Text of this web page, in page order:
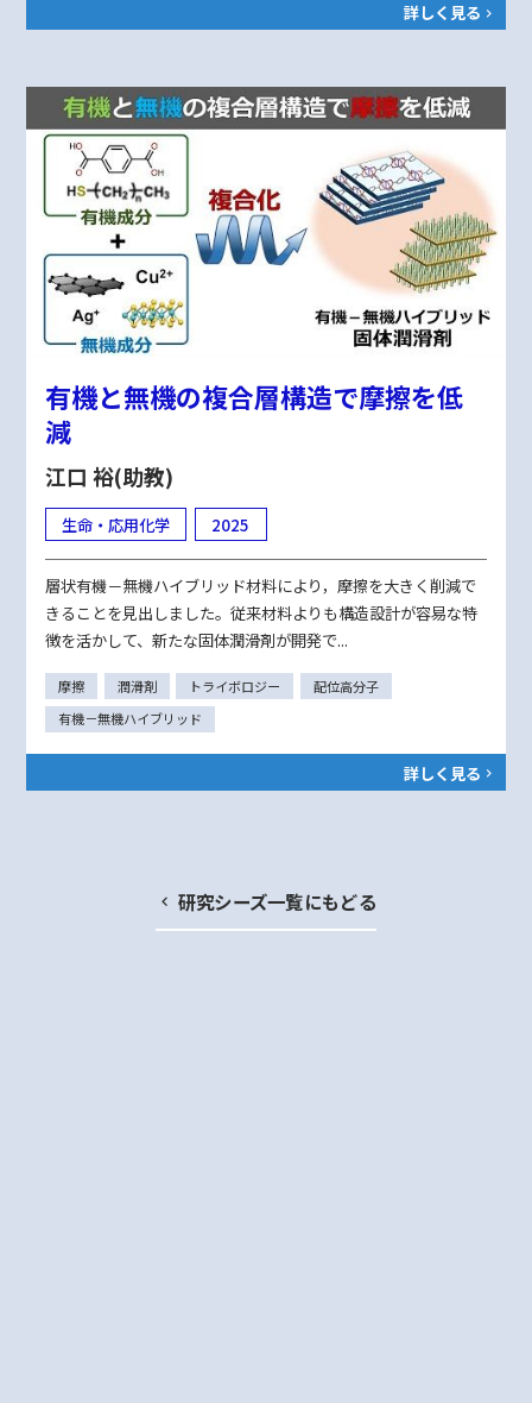
詳しく見る
有機と無機の複合層構造で摩擦を低
減
江口 裕(助教)
生命・応用化学 2025
層状有機－無機ハイブリッド材料により，摩擦を大きく削減で
きることを見出しました。従来材料よりも構造設計が容易な特
徴を活かして、新たな固体潤滑剤が開発で...
摩擦 潤滑剤 トライボロジー
配位高分子
有機－無機ハイブリッド
詳しく見る
研究シーズ一覧にもどる